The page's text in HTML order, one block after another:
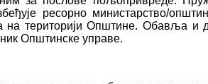
ресорно министарство/
на територији Општине. Обавља и
Општинске управе.